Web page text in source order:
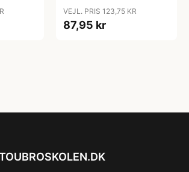
VEJL. PRIS 123,75 KR
87,95 kr